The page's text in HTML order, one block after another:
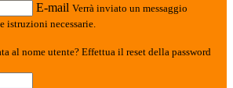
E-mail Verrà inviato un messaggio
istruzioni necessarie.
al nome utente? Effettua il reset della password